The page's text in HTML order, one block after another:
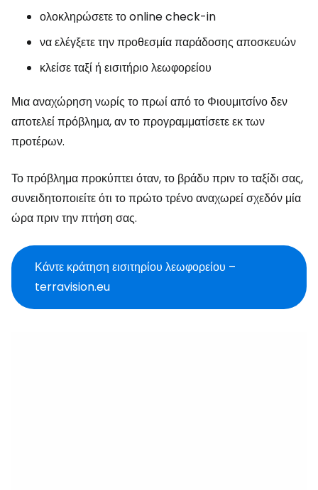
ολοκληρώσετε το online check-in
να ελέγξετε την προθεσμία παράδοσης αποσκευών
κλείσε ταξί ή εισιτήριο λεωφορείου
Μια αναχώρηση νωρίς το πρωί από το Φιουμιτσίνο δεν
αποτελεί πρόβλημα, αν το προγραμματίσετε εκ των
προτέρων.
Το πρόβλημα προκύπτει όταν, το βράδυ πριν το ταξίδι σας,
συνειδητοποιείτε ότι το πρώτο τρένο αναχωρεί σχεδόν μία
ώρα πριν την πτήση σας.
Κάντε κράτηση εισιτηρίου λεωφορείου –
terravision.eu